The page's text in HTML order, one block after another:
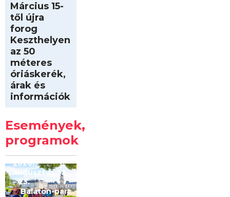
Március 15-
től újra
forog
Keszthelyen
az 50
méteres
óriáskerék,
árak és
információk
Események,
programok
Kilóméterek
2026
2026.
augusztus 22
– 23.
Balaton-part